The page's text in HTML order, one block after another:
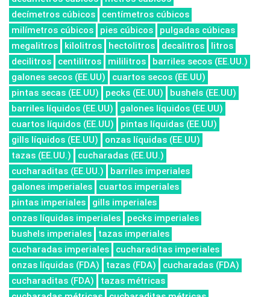
decímetros cúbicos
centímetros cúbicos
milímetros cúbicos
pies cúbicos
pulgadas cúbicas
megalitros
kilolitros hectolitros decalitros
litros
decilitros
centilitros mililitros
barriles secos (EE.UU.)
galones secos (EE.UU)
cuartos secos (EE.UU)
pintas secas (EE.UU)
pecks (EE.UU)
bushels (EE.UU)
barriles líquidos (EE.UU)
galones líquidos (EE.UU)
cuartos líquidos (EE.UU)
pintas líquidas (EE.UU)
gills líquidos (EE.UU)
onzas líquidas (EE.UU)
tazas (EE.UU.)
cucharadas (EE.UU.)
cucharaditas (EE.UU.)
barriles imperiales
galones imperiales
cuartos imperiales
pintas imperiales
gills imperiales
onzas líquidas imperiales
pecks imperiales
bushels imperiales
tazas imperiales
cucharadas imperiales
cucharaditas imperiales
onzas líquidas (FDA)
tazas (FDA)
cucharadas (FDA)
cucharaditas (FDA)
tazas métricas